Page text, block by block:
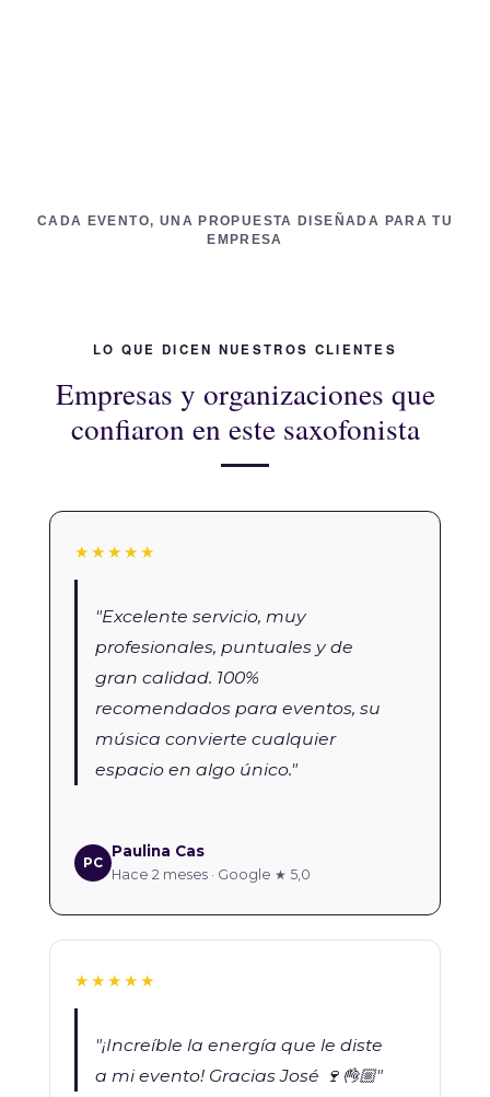
CADA EVENTO, UNA PROPUESTA DISEÑADA PARA TU
EMPRESA
LO QUE DICEN NUESTROS CLIENTES
Empresas y organizaciones que
confiaron en este saxofonista
★★★★★
"Excelente servicio, muy
profesionales, puntuales y de
gran calidad. 100%
recomendados para eventos, su
música convierte cualquier
espacio en algo único."
PC
Paulina Cas
Hace 2 meses · Google ★ 5,0
★★★★★
"¡Increíble la energía que le diste
a mi evento! Gracias José 🍷👌🏼"